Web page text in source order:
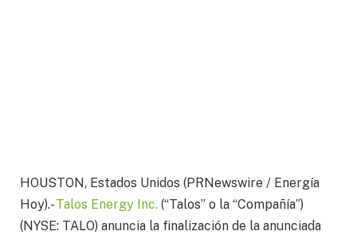
HOUSTON, Estados Unidos (PRNewswire / Energía
Hoy).-Talos Energy Inc. (“Talos” o la “Compañía”)
(NYSE: TALO) anuncia la finalización de la anunciada